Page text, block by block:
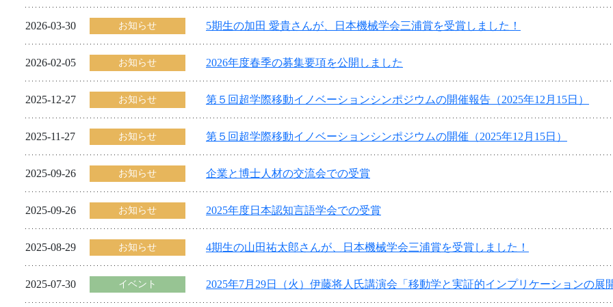
2026-03-30 お知らせ 5期生の加田 愛貴さんが、日本機械学会三浦賞を受賞しました！
2026-02-05 お知らせ 2026年度春季の募集要項を公開しました
2025-12-27 お知らせ 第５回超学際移動イノベーションシンポジウムの開催報告（2025年12月15日）
2025-11-27 お知らせ 第５回超学際移動イノベーションシンポジウムの開催（2025年12月15日）
2025-09-26 お知らせ 企業と博士人材の交流会での受賞
2025-09-26 お知らせ 2025年度日本認知言語学会での受賞
2025-08-29 お知らせ 4期生の山田祐太郎さんが、日本機械学会三浦賞を受賞しました！
2025-07-30 イベント 2025年7月29日（火）伊藤将人氏講演会「移動学と実証的インプリケーションの展